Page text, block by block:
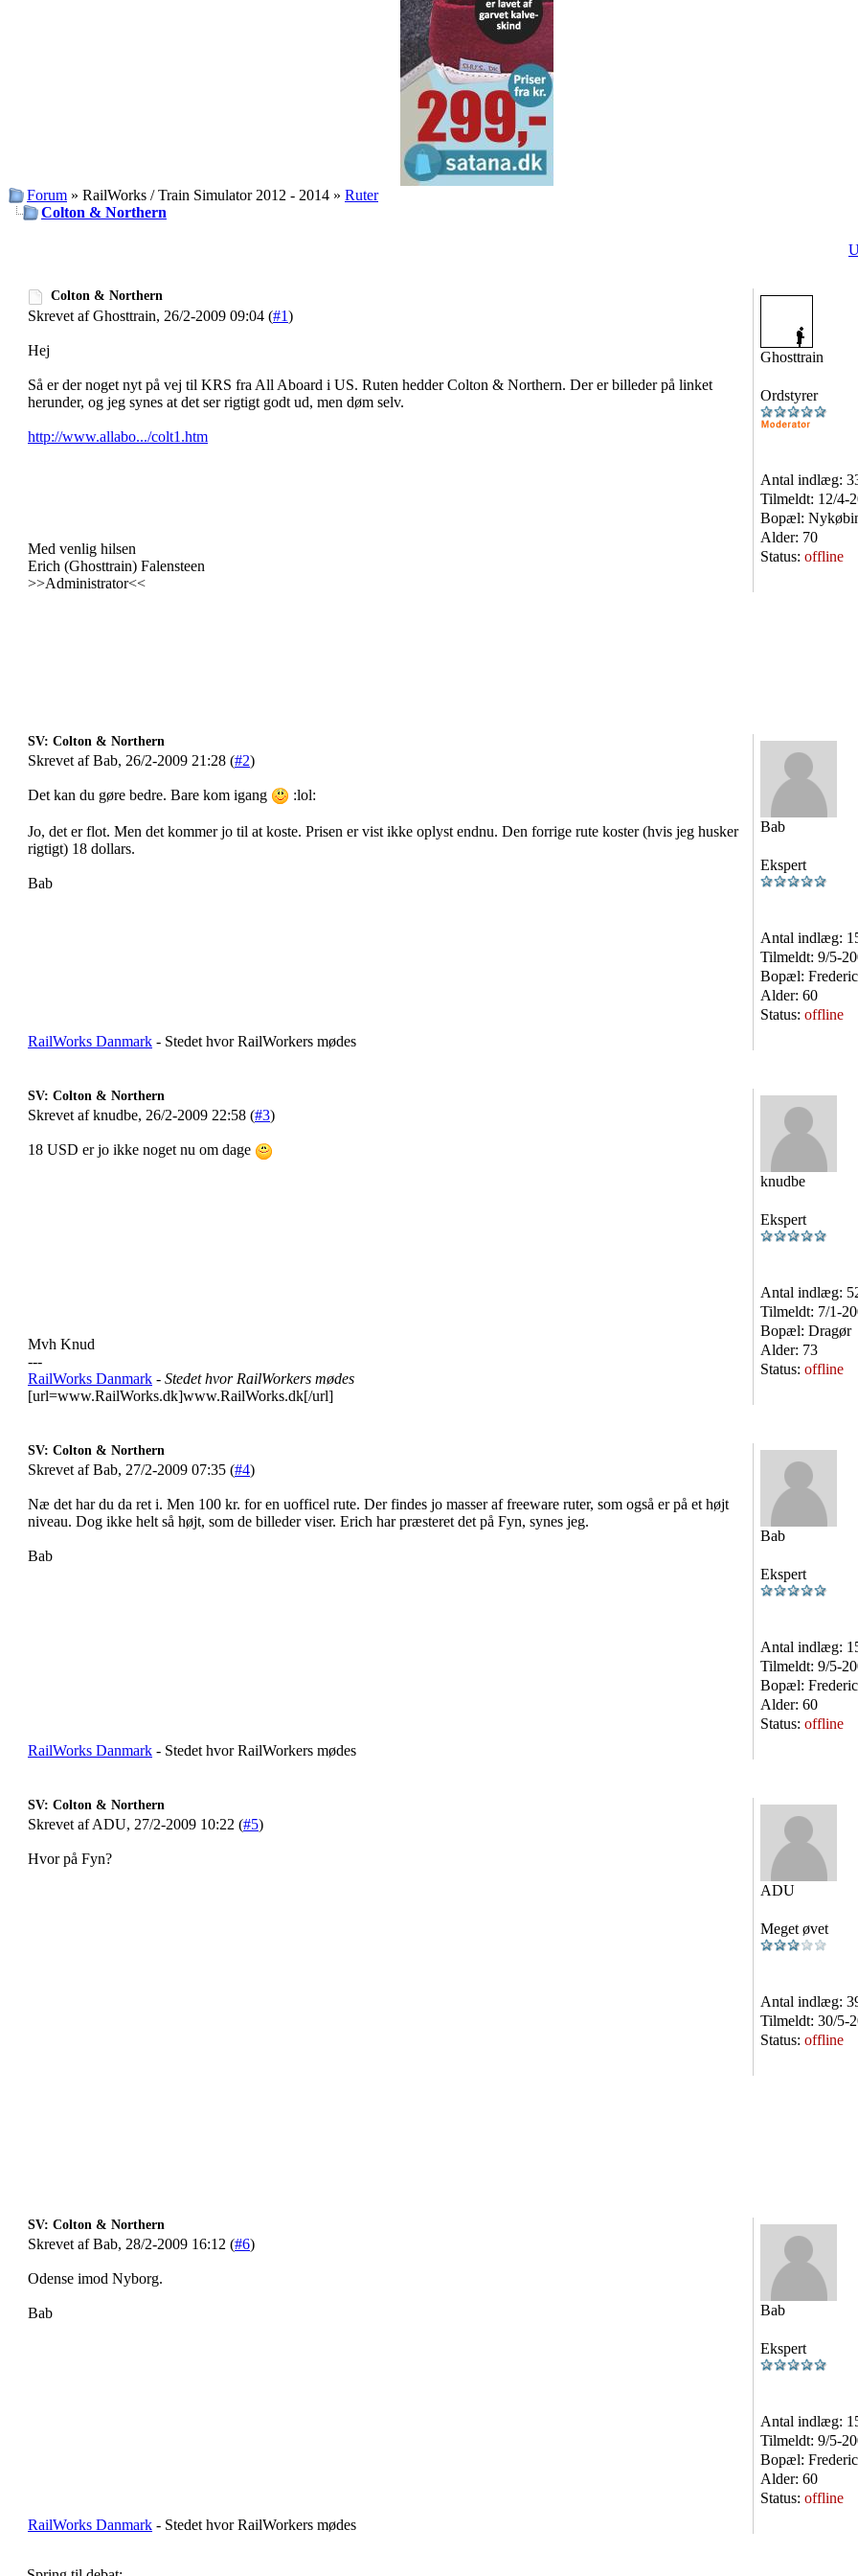
Forum » RailWorks / Train Simulator 2012 - 2014 » Ruter
Colton & Northern
Colton & Northern
Skrevet af Ghosttrain, 26/2-2009 09:04 (#1)
Hej
Så er der noget nyt på vej til KRS fra All Aboard i US. Ruten hedder Colton & Northern. Der er billeder på linket
herunder, og jeg synes at det ser rigtigt godt ud, men døm selv.
http://www.allabo.../colt1.htm
Ghosttrain
Ordstyrer
Antal indlæg:
Tilmeldt: 12/4-
Bopæl:
Alder: 70
Status: offline
Med venlig hilsen
Erich (Ghosttrain) Falensteen
>>Administrator<<
SV: Colton & Northern
Skrevet af Bab, 26/2-2009 21:28 (#2)
Det kan du gøre bedre. Bare kom igang :lol:
Jo, det er flot. Men det kommer jo til at koste. Prisen er vist ikke oplyst endnu. Den forrige rute koster (hvis jeg husker
rigtigt) 18 dollars.
Bab
Bab
Ekspert
Antal indlæg:
Tilmeldt: 9/5-
Bopæl:
Alder: 60
Status: offline
RailWorks Danmark - Stedet hvor RailWorkers mødes
SV: Colton & Northern
Skrevet af knudbe, 26/2-2009 22:58 (#3)
18 USD er jo ikke noget nu om dage
knudbe
Ekspert
Antal indlæg:
Tilmeldt: 7/1-
Bopæl: Dragør
Alder: 73
Status: offline
Mvh Knud
---
RailWorks Danmark - Stedet hvor RailWorkers mødes
[url=www.RailWorks.dk]www.RailWorks.dk[/url]
SV: Colton & Northern
Skrevet af Bab, 27/2-2009 07:35 (#4)
Næ det har du da ret i. Men 100 kr. for en uofficel rute. Der findes jo masser af freeware ruter, som også er på et højt
niveau. Dog ikke helt så højt, som de billeder viser. Erich har præsteret det på Fyn, synes jeg.
Bab
Bab
Ekspert
Antal indlæg:
Tilmeldt: 9/5-
Bopæl:
Alder: 60
Status: offline
RailWorks Danmark - Stedet hvor RailWorkers mødes
SV: Colton & Northern
Skrevet af ADU, 27/2-2009 10:22 (#5)
Hvor på Fyn?
ADU
Meget øvet
Antal indlæg:
Tilmeldt: 30/5-
Status: offline
SV: Colton & Northern
Skrevet af Bab, 28/2-2009 16:12 (#6)
Odense imod Nyborg.
Bab Bab
Ekspert
Antal indlæg:
Tilmeldt: 9/5-
Bopæl:
Alder: 60
Status: offline
RailWorks Danmark - Stedet hvor RailWorkers mødes